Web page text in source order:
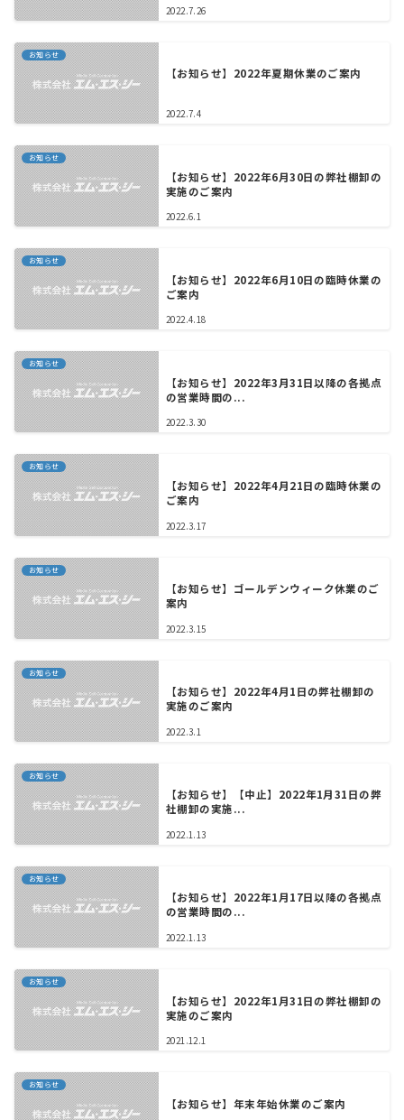
2022.7.26
お知らせ
【お知らせ】2022年夏期休業のご案内
2022.7.4
お知らせ
【お知らせ】2022年6月30日の弊社棚卸の
実施のご案内
2022.6.1
お知らせ
【お知らせ】2022年6月10日の臨時休業の
ご案内
2022.4.18
お知らせ
【お知らせ】2022年3月31日以降の各拠点
の営業時間の...
2022.3.30
お知らせ
【お知らせ】2022年4月21日の臨時休業の
ご案内
2022.3.17
お知らせ
【お知らせ】ゴールデンウィーク休業のご
案内
2022.3.15
お知らせ
【お知らせ】2022年4月1日の弊社棚卸の
実施のご案内
2022.3.1
お知らせ
【お知らせ】【中止】2022年1月31日の弊
社棚卸の実施...
2022.1.13
お知らせ
【お知らせ】2022年1月17日以降の各拠点
の営業時間の...
2022.1.13
お知らせ
【お知らせ】2022年1月31日の弊社棚卸の
実施のご案内
2021.12.1
お知らせ
【お知らせ】年末年始休業のご案内